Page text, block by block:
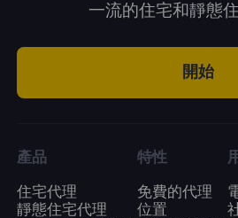
一流的住宅和靜態
開始
產品
住宅代理
靜態住宅代理
特性
免費的代理
位置